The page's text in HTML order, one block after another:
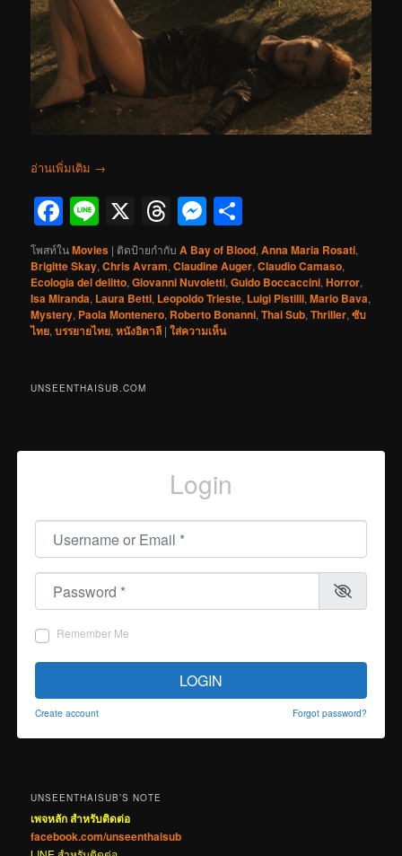
อ่านเพิ่มเติม →
Facebook
Line
X Threads
Messenger
โพสท์ในMovies | ติดป้ายกำกับ A Bay of Blood,Anna Maria Rosati,
Brigitte Skay,Chris Avram,Claudine Auger,Claudio Camaso,
Ecologia del delitto,Giovanni Nuvoletti,Guido Boccaccini,Horror,
Isa Miranda, Laura Betti, Leopoldo Trieste, Luigi Pistilli,Mario Bava,
Mystery, Paola Montenero, Roberto Bonanni,Thai Sub,Thriller,ซับ
ไทย,บรรยายไทย,หนังอิตาลี |ใส่ความเห็น
UNSEENTHAISUB.COM
Login
Username or Email
Password
Remember Me
LOGIN
Create account Forgot password?
UNSEENTHAISUB’S NOTE
เพจหลัก สำหรับติดต่อ
facebook.com/unseenthaisub